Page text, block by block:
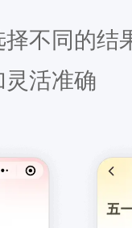
不同的结
活准确